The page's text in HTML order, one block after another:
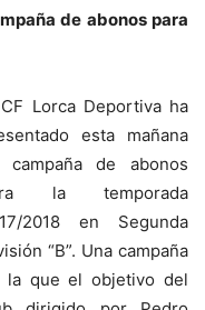
de abonos para
Lorca Deportiva ha
esta mañana
campaña de abonos
la temporada
2018 en Segunda
“B”. Una campaña
la que el objetivo del